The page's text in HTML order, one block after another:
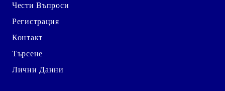
Чести Въпроси
Регистрация
Контакт
Търсене
Лични Данни